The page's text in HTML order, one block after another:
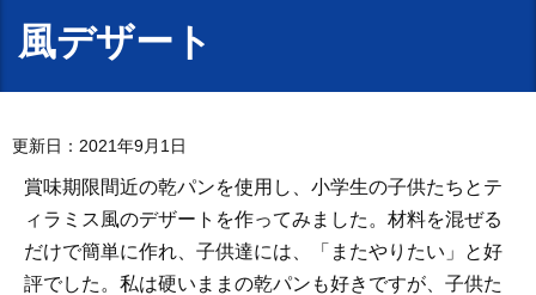
風デザート
更新日：2021年9月1日
賞味期限間近の乾パンを使用し、小学生の子供たちとテ
ィラミス風のデザートを作ってみました。材料を混ぜる
だけで簡単に作れ、子供達には、「またやりたい」と好
評でした。私は硬いままの乾パンも好きですが、子供た